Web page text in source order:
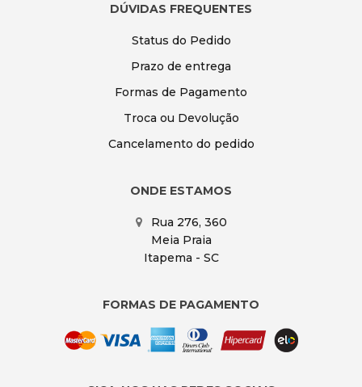
DÚVIDAS FREQUENTES
Status do Pedido
Prazo de entrega
Formas de Pagamento
Troca ou Devolução
Cancelamento do pedido
ONDE ESTAMOS
Rua 276, 360
Meia Praia
Itapema - SC
FORMAS DE PAGAMENTO